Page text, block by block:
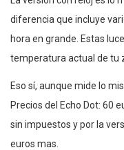
diferencia que incluye
hora en grande. Estas
temperatura actual de tu
Eso sí, aunque mide lo
Precios del Echo Dot: 60
sin impuestos y por la
euros mas.